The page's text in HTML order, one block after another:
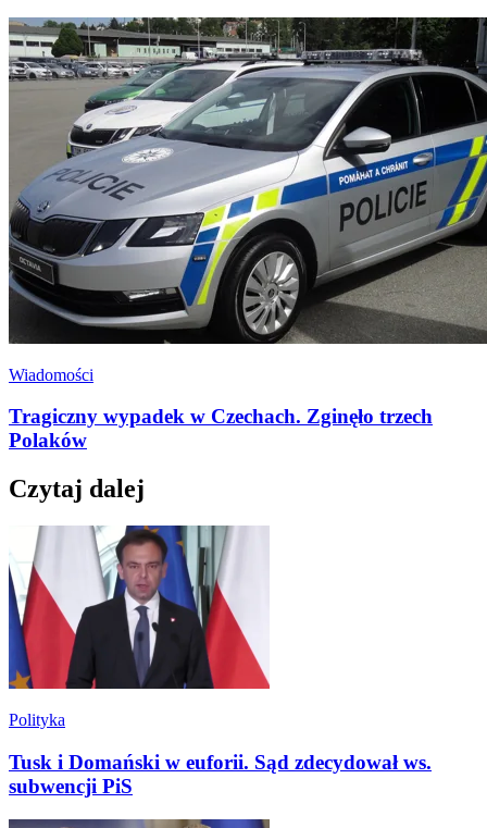
Wiadomości
Tragiczny wypadek w Czechach. Zginęło trzech
Polaków
Czytaj dalej
Polityka
Tusk i Domański w euforii. Sąd zdecydował ws.
subwencji PiS